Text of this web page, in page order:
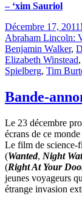
– ‘xim Sauriol
Publié
le
Décembre 17, 2011
Abraham Lincoln:
Benjamin Walker,
Elizabeth Winstead,
Spielberg, Tim
Bande-
Le 23 décembre
écrans de ce
Le film de
(Wanted, Night
(Right At Your
jeunes voyageurs
étrange invasion